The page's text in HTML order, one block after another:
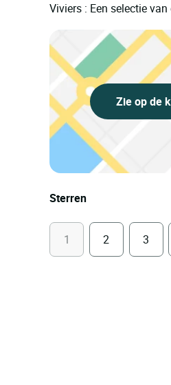
Viviers : Een selectie
Zie op de
Sterren
1 2 3